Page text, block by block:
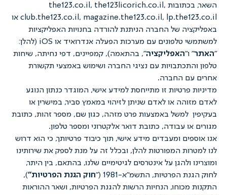
השאר, בכתובות the123.co.il, the123licorich.co.il,
club.the123.co.il, magazine.the123.co.il, lp.the123.co.il או
של החברה הניתנת להורדה בחנויות האפליקציות
למשתמשי טלפונים עם מערכות הפעלה אנדרואיד או iOS (להלן:
האפליקציה", בהתאמה), קמפיינים, דפי נחיתה, שיחות
עם נציגי החברה ושימוש באמצעי תקשורת
החברה.
פרטיות זו מתייחסת למידע אישי, המוגדר כנתון הנוגע
או לאדם שניתן לזיהוי במאמץ סביר, במישרין או
למשל באמצעות פרט מזהה, כגון שם, מספר זהות, כתובת
עבודה, כתובת דואר אלקטרוני ומספר טלפון.
ומעבדים מידע אישי, תוך כיבוד פרטיותך, כי הוא דרוש
המפורטות להלן, ובכלל זה על מנת לספק את שירותינו
ולהגן על אינטרסים לגיטימיים שלנו, בהתאם, בין היתר,
הפרטיות, התשמ"א-1981 ("
חוק הגנת הפרטיות"),
מכוחו, הנחיות הרשות להגנת הפרטיות, ושאר ההוראות